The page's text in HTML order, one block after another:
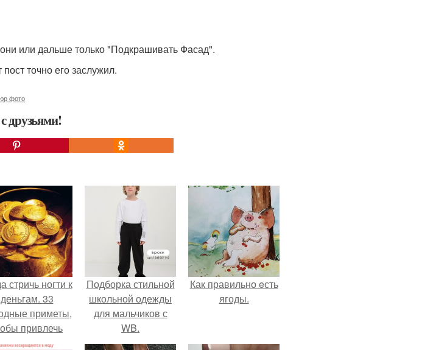
или дальше только "Подкрашивать Фасад".
точно его заслужил.
фото
друзьями!
стричь ногти к
деньгам. 33
приметы,
привлечь
в дом.
Подборка стильной
школьной одежды
для мальчиков с
WB.
Как правильно eсть
ягоды.